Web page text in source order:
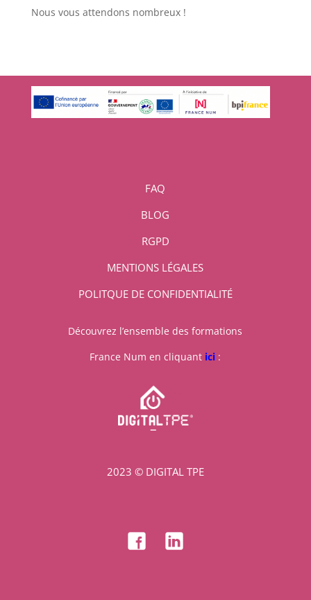
Nous vous attendons nombreux !
FAQ
BLOG
RGPD
MENTIONS LÉGALES
POLITQUE DE CONFIDENTIALITÉ
Découvrez l’ensemble des formations
France Num en cliquant ici :
2023 © DIGITAL TPE